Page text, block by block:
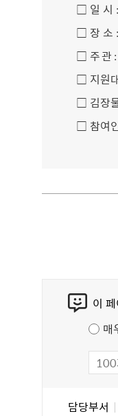
□ 일 시
□ 장 소 :
□ 주 관 :
□ 지원
□ 김장
□ 참여
이
매
담당부서